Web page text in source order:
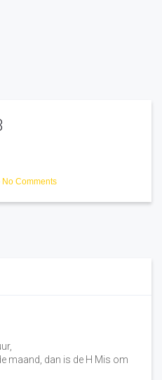
No Comments
maand, dan is de H Mis om